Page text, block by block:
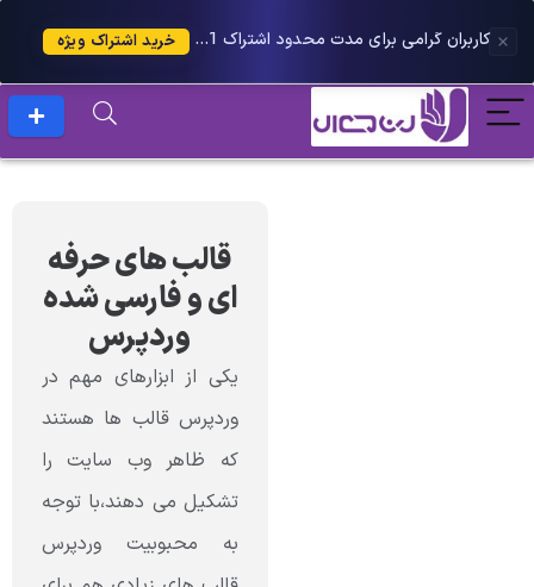
کاربران گرامی برای مدت محدود اشتراک 1 ساله پلاس را می توانید با 25 درصد تخفیف دریافت کنید. خرید اشتراک ویژه
قالب های حرفه
ای و فارسی شده
وردپرس
یکی از ابزارهای مهم در
وردپرس قالب ها هستند
که ظاهر وب سایت را
تشکیل می دهند،با توجه
به محبوبیت وردپرس